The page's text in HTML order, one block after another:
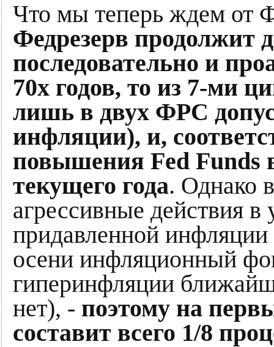
Что мы теперь ждем от
Федрезерв продолжит
последовательно и
70х годов, то из 7-ми
лишь в двух ФРС
инфляции), и,
повышения Fed Funds
текущего года. Однако
агрессивные действия в
придавленной
осени инфляционный
гиперинфляции
нет), - поэтому на
составит всего 1/8